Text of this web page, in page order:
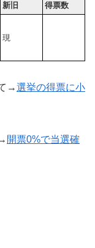
新旧
得票数
現
→選挙の得票に小
開票0%で当選確